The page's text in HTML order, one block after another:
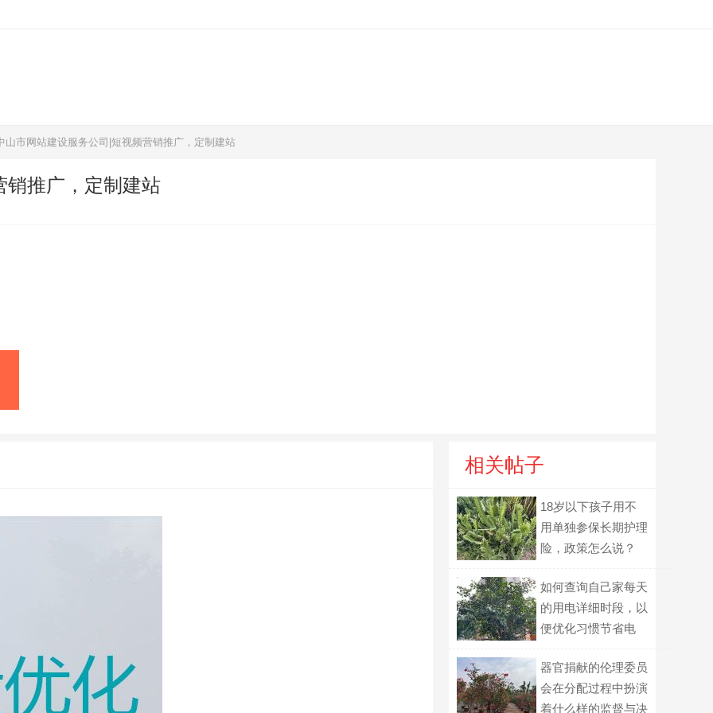
山市网站建设服务公司|短视频营销推广，定制建站
销推广，定制建站
相关帖子
18岁以下孩子用不
用单独参保长期护理
险，政策怎么说？
如何查询自己家每天
的用电详细时段，以
便优化习惯节省电
器官捐献的伦理委员
会在分配过程中扮演
着什么样的监督与决